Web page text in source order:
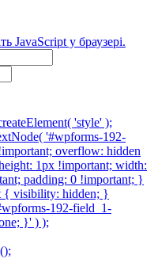
JavaScript у браузері.
'style' );
'#wpforms-192-
overflow: hidden
1px !important; width:
padding: 0 !important; }
{ visibility: hidden; }
192-field_1-
}' ) );